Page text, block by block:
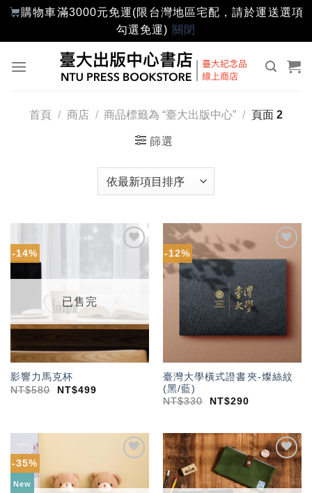
購物車滿3000元免運(限台灣地區宅配，請於運送選項
勾選免運) 關閉
首頁 / 商店 / 商品標籤為 “臺大出版中心” / 頁面 2
篩選
-14%
望輕
已售完
影響力馬克杯
NT$580 NT$499
-12%
加入
單」
臺灣大學橫式證書夾-燦絲紋
(黑/藍)
NT$330 NT$290
-35%
New
望輕
加入
「願
望輕